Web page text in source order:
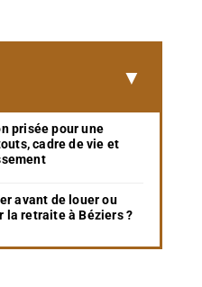
prisée pour une
cadre de vie et
avant de louer ou
la retraite à Béziers ?